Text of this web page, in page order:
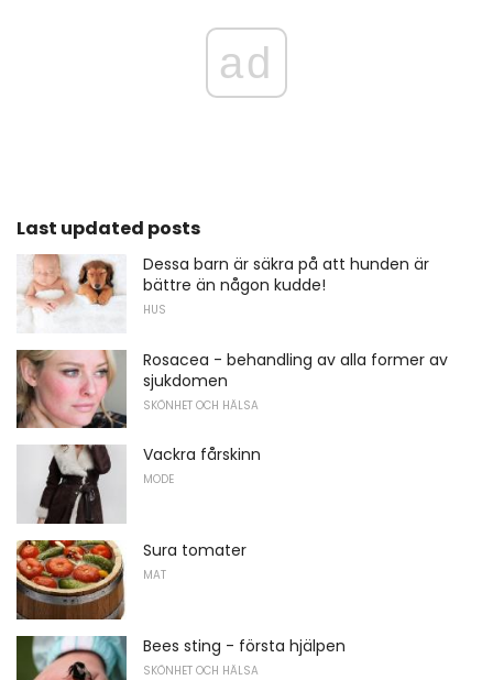
ad
Last updated posts
Dessa barn är säkra på att hunden är
bättre än någon kudde!
HUS
Rosacea - behandling av alla former av
sjukdomen
SKÖNHET OCH HÄLSA
Vackra fårskinn
MODE
Sura tomater
MAT
Bees sting - första hjälpen
SKÖNHET OCH HÄLSA